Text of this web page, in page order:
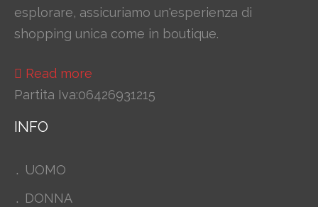
esplorare, assicuriamo un'esperienza di
shopping unica come in boutique.
Read more
Partita Iva:06426931215
INFO
UOMO
DONNA